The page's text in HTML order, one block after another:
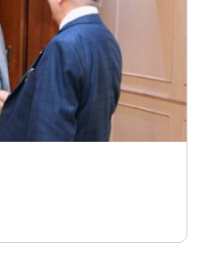
र एमाले अध्यक्ष